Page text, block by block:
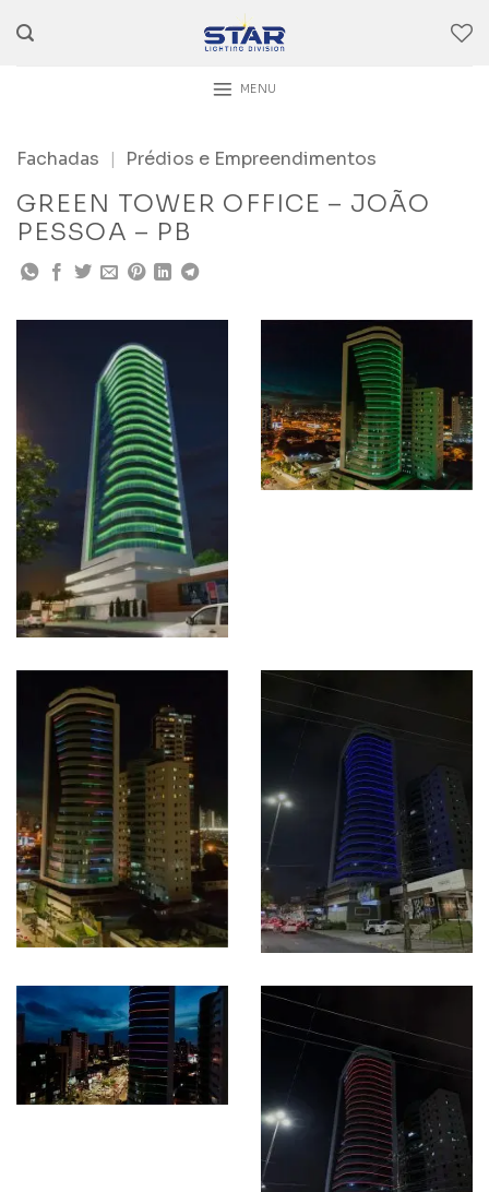
to
MENU
Fachadas | Prédios e Empreendimentos
GREEN TOWER OFFICE – JOÃO
PESSOA – PB